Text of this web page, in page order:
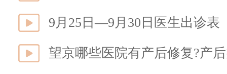
9月25日—9月30日医生出诊表
望京哪些医院有产后修复?产